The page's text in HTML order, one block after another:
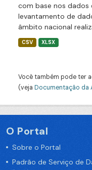
com base nos dados
levantamento de
âmbito nacional
CSV XLSX
Você também pode ter
(veja Documentação da
O Portal
Sobre o Portal
Padrão de Serviço de